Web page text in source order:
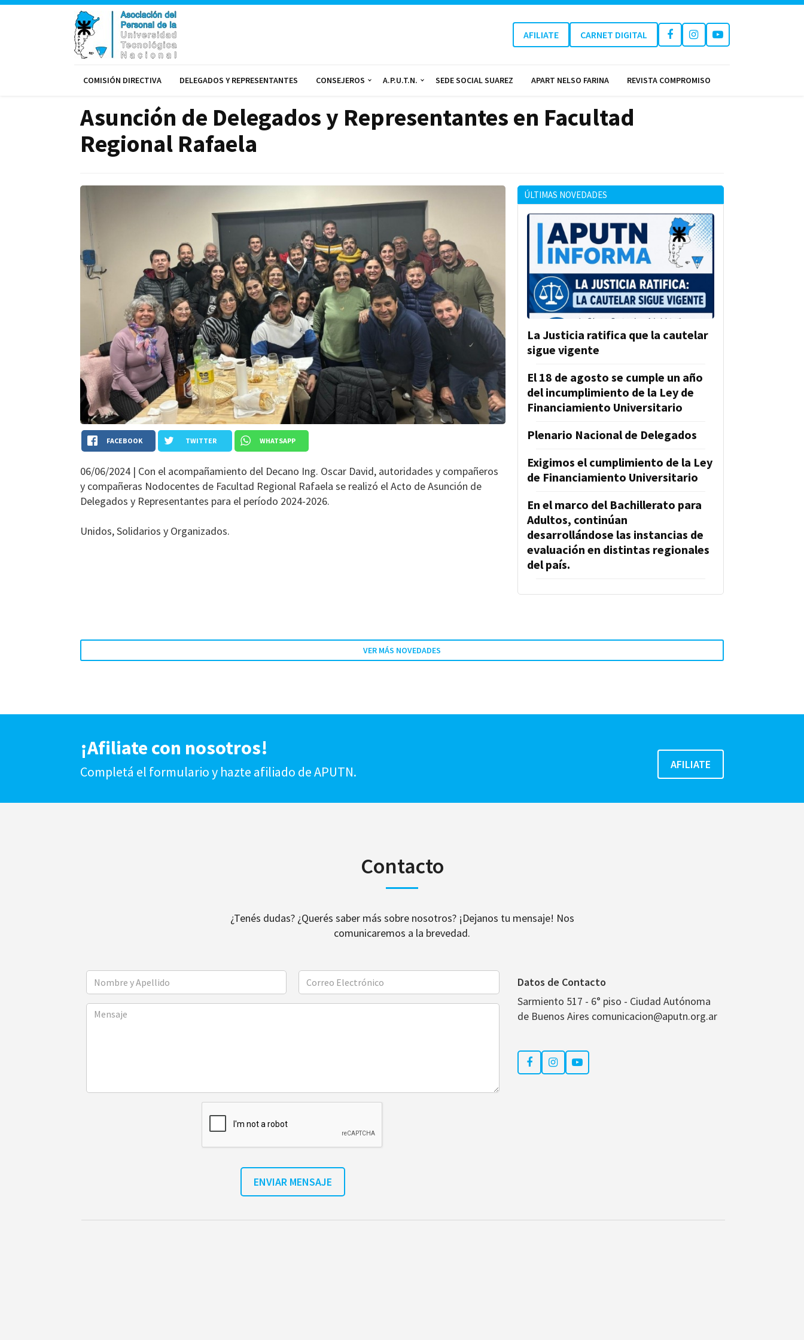
AFILIATE CARNET DIGITAL
COMISIÓN DIRECTIVA DELEGADOS Y REPRESENTANTES CONSEJEROS A.P.U.T.N. SEDE SOCIAL SUAREZ APART NELSO FARINA REVISTA COMPROMISO
Asunción de Delegados y Representantes en Facultad
Regional Rafaela
FACEBOOK TWITTER WHATSAPP
06/06/2024 | Con el acompañamiento del Decano Ing. Oscar David, autoridades y compañeros
y compañeras Nodocentes de Facultad Regional Rafaela se realizó el Acto de Asunción de
Delegados y Representantes para el período 2024-2026.
Unidos, Solidarios y Organizados.
ÚLTIMAS NOVEDADES
La Justicia ratifica que la cautelar
sigue vigente
El 18 de agosto se cumple un año
del incumplimiento de la Ley de
Financiamiento Universitario
Plenario Nacional de Delegados
Exigimos el cumplimiento de la Ley
de Financiamiento Universitario
En el marco del Bachillerato para
Adultos, continúan
desarrollándose las instancias de
evaluación en distintas regionales
del país.
VER MÁS NOVEDADES
¡Afiliate con nosotros!
Completá el formulario y hazte afiliado de APUTN.
Contacto
¿Tenés dudas? ¿Querés saber más sobre nosotros? ¡Dejanos tu mensaje! Nos
comunicaremos a la brevedad.
Datos de Contacto
Sarmiento 517 - 6° piso - Ciudad Autónoma
de Buenos Aires comunicacion@aputn.org.ar